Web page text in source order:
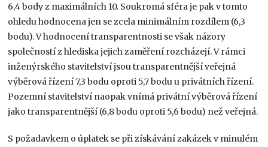
6,4 body z maximálních 10. Soukromá sféra je pak v tomto
ohledu hodnocena jen se zcela minimálním rozdílem (6,3
bodu). V hodnocení transparentnosti se však názory
společností z hlediska jejich zaměření rozcházejí. V rámci
inženýrského stavitelství jsou transparentnější veřejná
výběrová řízení 7,3 bodu oproti 5,7 bodu u privátních řízení.
Pozemní stavitelství naopak vnímá privátní výběrová řízení
jako transparentnější (6,8 bodu oproti 5,6 bodu) než veřejná.
S požadavkem o úplatek se při získávání zakázek v minulém